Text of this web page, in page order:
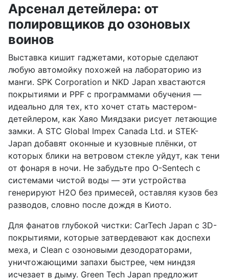
Арсенал детейлера: от
полировщиков до озоновых
воинов
Выставка кишит гаджетами, которые сделают
любую автомойку похожей на лабораторию из
манги. SPK Corporation и NKD Japan хвастаются
покрытиями и PPF с программами обучения —
идеально для тех, кто хочет стать мастером-
детейлером, как Хаяо Миядзаки рисует летающие
замки. А STC Global Impex Canada Ltd. и STEK-
Japan добавят оконные и кузовные плёнки, от
которых блики на ветровом стекле уйдут, как тени
от фонаря в ночи. Не забудьте про O-Sentech с
системами чистой воды — эти устройства
генерируют H2O без примесей, оставляя кузов без
разводов, словно после дождя в Киото.
Для фанатов глубокой чистки: CarTech Japan с 3D-
покрытиями, которые затвердевают как доспехи
меха, и Clean с озоновыми дезодораторами,
уничтожающими запахи быстрее, чем ниндзя
исчезает в дыму. Green Tech Japan предложит